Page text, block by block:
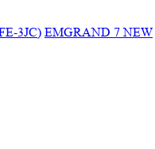
3JC) EMGRAND 7 NEW